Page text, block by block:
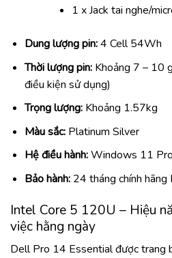
1 x Jack tai nghe/
Dung lượng pin:4 Cell 54Wh
Thời lượng pin:Khoảng 7 – 10
điều kiện sử dụng)
Trọng lượng:Khoảng 1.57kg
Màu sắc:Platinum Silver
Hệ điều hành:Windows 11
Bảo hành:24 tháng chính hãng
Intel Core 5 120U – Hiệu
việc hằng ngày
Dell Pro 14 Essential được trang